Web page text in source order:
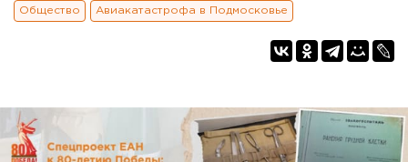
Общество Авиакатастрофа в Подмосковье